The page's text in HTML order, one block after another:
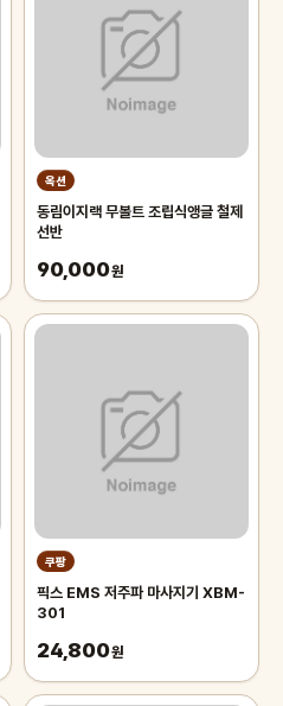
옥션
동림이지랙 무볼트 조립식앵글 철제
선반
90,000원
쿠팡
픽스 EMS 저주파 마사지기 XBM-
301
24,800원